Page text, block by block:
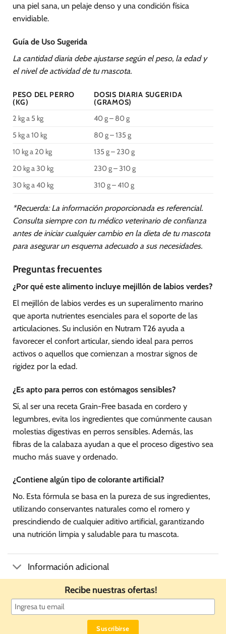
una piel sana, un pelaje denso y una condición física
envidiable.
Guía de Uso Sugerida
La cantidad diaria debe ajustarse según el peso, la edad y
el nivel de actividad de tu mascota.
PESO DEL PERRO
(KG)
DOSIS DIARIA SUGERIDA
(GRAMOS)
2 kg a 5 kg
40 g – 80 g
5 kg a 10 kg
80 g – 135 g
10 kg a 20 kg
135 g – 230 g
20 kg a 30 kg
230 g – 310 g
30 kg a 40 kg
310 g – 410 g
*Recuerda: La información proporcionada es referencial.
Consulta siempre con tu médico veterinario de confianza
antes de iniciar cualquier cambio en la dieta de tu mascota
para asegurar un esquema adecuado a sus necesidades.
Preguntas frecuentes
¿Por qué este alimento incluye mejillón de labios verdes?
El mejillón de labios verdes es un superalimento marino
que aporta nutrientes esenciales para el soporte de las
articulaciones. Su inclusión en Nutram T26 ayuda a
favorecer el confort articular, siendo ideal para perros
activos o aquellos que comienzan a mostrar signos de
rigidez por la edad.
¿Es apto para perros con estómagos sensibles?
Sí, al ser una receta Grain-Free basada en cordero y
legumbres, evita los ingredientes que comúnmente causan
molestias digestivas en perros sensibles. Además, las
fibras de la calabaza ayudan a que el proceso digestivo sea
mucho más suave y ordenado.
¿Contiene algún tipo de colorante artificial?
No. Esta fórmula se basa en la pureza de sus ingredientes,
utilizando conservantes naturales como el romero y
prescindiendo de cualquier aditivo artificial, garantizando
una nutrición limpia y saludable para tu mascota.
Información adicional
Recibe nuestras ofertas!